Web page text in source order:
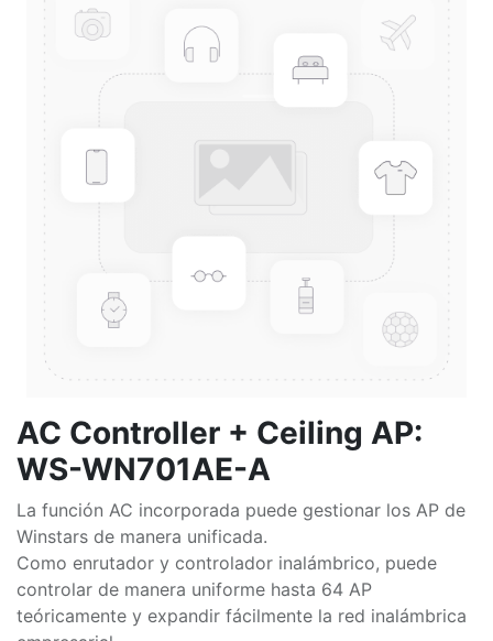
AC Controller + Ceiling AP:
WS-WN701AE-A
La función AC incorporada puede gestionar los AP de
Winstars de manera unificada.
Como enrutador y controlador inalámbrico, puede
controlar de manera uniforme hasta 64 AP
teóricamente y expandir fácilmente la red inalámbrica